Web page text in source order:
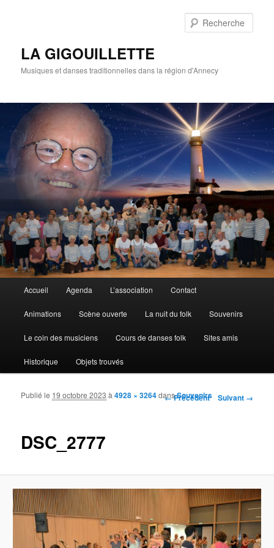
LA GIGOUILLETTE
Musiques et danses traditionnelles dans la région d'Annecy
Aller au contenu principal
Aller au contenu secondaire
Accueil Agenda L’association Contact
Animations Scène ouverte La nuit du folk Souvenirs
Le coin des musiciens Cours de danses folk Sites amis
Historique Objets trouvés
Navigation des images
← Précédent Suivant →
DSC_2777
Publié le 19 octobre 2023 à4928 × 3264dansSouvenirs